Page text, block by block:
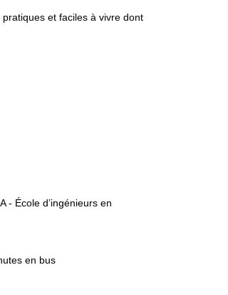
et faciles à vivre dont
- École d’ingénieurs en
en bus